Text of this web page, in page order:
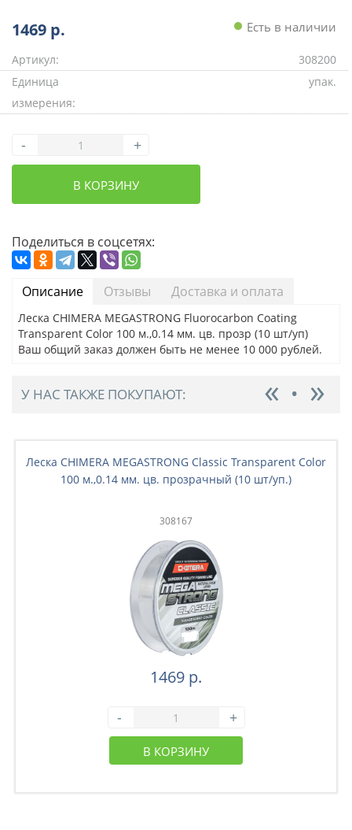
1469 р. Есть в наличии
Артикул:
308200
Единица
измерения:
упак.
- +
В КОРЗИНУ
Поделиться в соцсетях:
Описание Отзывы Доставка и оплата
Леска CHIMERA MEGASTRONG Fluorocarbon Coating
Transparent Color 100 м.,0.14 мм. цв. прозр (10 шт/уп)
Ваш общий заказ должен быть не менее 10 000 рублей.
У НАС ТАКЖЕ ПОКУПАЮТ:
Леска CHIMERA MEGASTRONG Classic Transparent Color
100 м.,0.14 мм. цв. прозрачный (10 шт/уп.)
308167
1469 р.
- +
В КОРЗИНУ